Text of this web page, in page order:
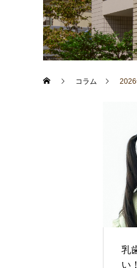
コラム
乳
い